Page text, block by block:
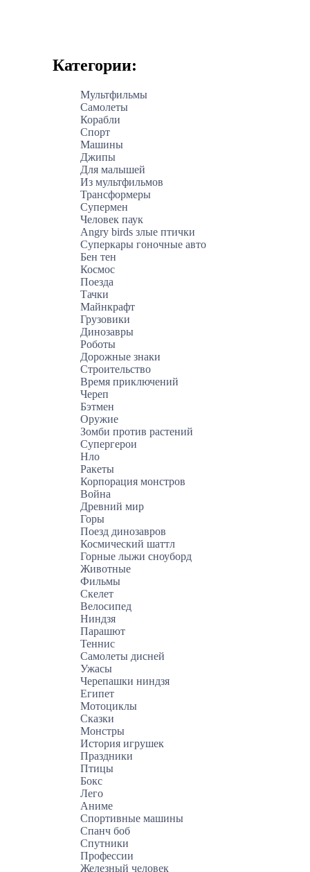
Категории:
Мультфильмы
Самолеты
Корабли
Спорт
Машины
Джипы
Для малышей
Из мультфильмов
Трансформеры
Супермен
Человек паук
Angry birds злые птички
Суперкары гоночные авто
Бен тен
Космос
Поезда
Тачки
Майнкрафт
Грузовики
Динозавры
Роботы
Дорожные знаки
Строительство
Время приключений
Череп
Бэтмен
Оружие
Зомби против растений
Супергерои
Нло
Ракеты
Корпорация монстров
Война
Древний мир
Горы
Поезд динозавров
Космический шаттл
Горные лыжи сноуборд
Животные
Фильмы
Скелет
Велосипед
Ниндзя
Парашют
Теннис
Самолеты дисней
Ужасы
Черепашки ниндзя
Египет
Мотоциклы
Сказки
Монстры
История игрушек
Праздники
Птицы
Бокс
Лего
Аниме
Спортивные машины
Спанч боб
Спутники
Профессии
Железный человек